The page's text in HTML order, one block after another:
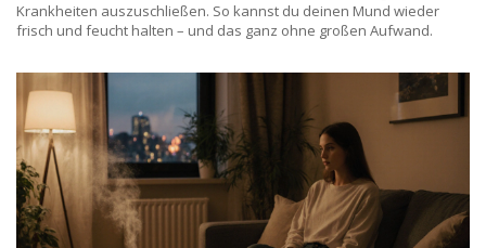
Krankheiten auszuschließen. So kannst du deinen Mund wieder
frisch und feucht halten – und das ganz ohne großen Aufwand.